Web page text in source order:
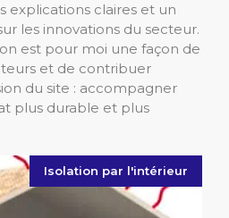
explications claires et un
les innovations du secteur.
est pour moi une façon de
et de contribuer
du site : accompagner
plus durable et plus
Isolation par l'intérieur